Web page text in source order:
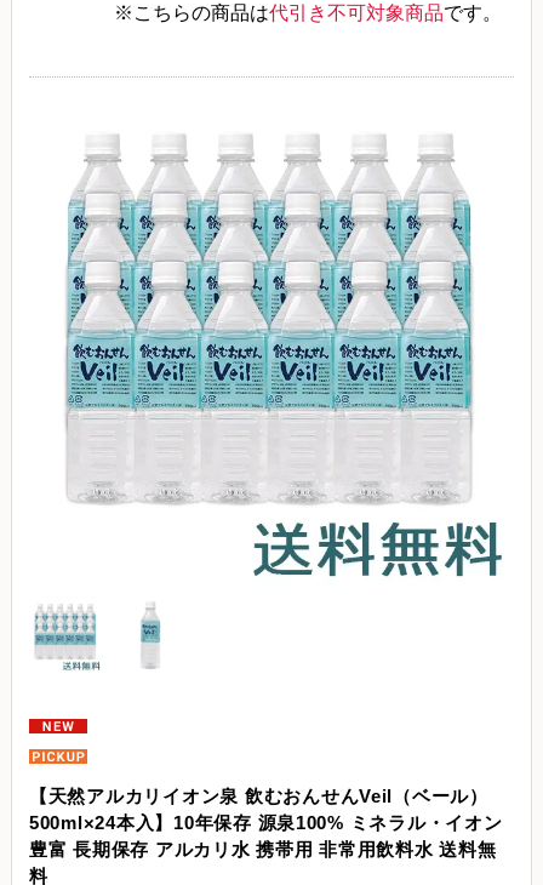
※こちらの商品は代引き不可対象商品です。
【天然アルカリイオン泉 飲むおんせんVeil（ベール）
500ml×24本入】10年保存 源泉100% ミネラル・イオン
豊富 長期保存 アルカリ水 携帯用 非常用飲料水 送料無
料